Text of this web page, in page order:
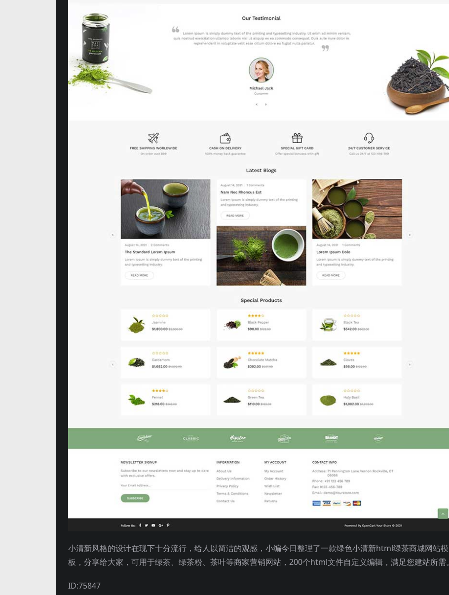
小清新风格的设计在现下十分流行，给人以简洁的观感，小编今日整理了一款绿色小清新html绿茶商城网站模
板，分享给大家，可用于绿茶、绿茶粉、茶叶等商家营销网站，200个html文件自定义编辑，满足您建站所需。
ID:75847